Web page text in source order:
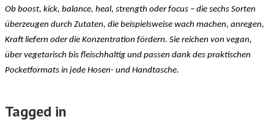
Ob boost, kick, balance, heal, strength oder focus – die sechs Sorten
überzeugen durch Zutaten, die beispielsweise wach machen, anregen,
Kraft liefern oder die Konzentration fördern. Sie reichen von vegan,
über vegetarisch bis fleischhaltig und passen dank des praktischen
Pocketformats in jede Hosen- und Handtasche.
Tagged in